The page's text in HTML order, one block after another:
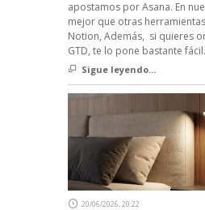
apostamos por Asana. En
mejor que otras
Notion, Además, si quieres
GTD, te lo pone bastante fácil.
Sigue leyendo...
20/06/2026, 20:22